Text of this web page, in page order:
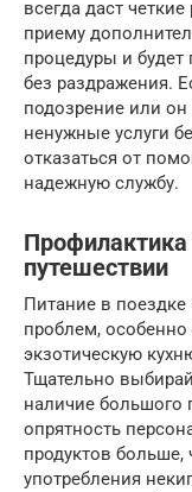
всегда даст
приему
процедуры и будет
без раздражения.
подозрение или
ненужные услуги
отказаться от
надежную службу.
путешествии
Питание в
проблем,
экзотическую
Тщательно
наличие большого
опрятность
продуктов
употребления